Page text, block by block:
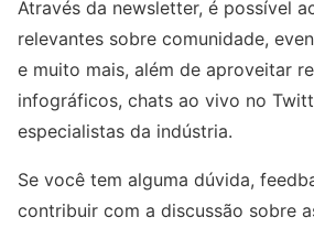
Através da newsletter, é possível
relevantes sobre comunidade,
e muito mais, além de aproveitar
infográficos, chats ao vivo no
especialistas da indústria.
Se você tem alguma dúvida,
contribuir com a discussão sobre